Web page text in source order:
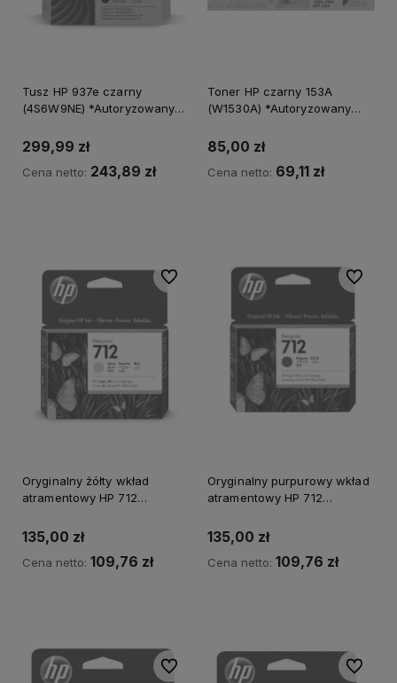
Tusz HP 937e czarny
(4S6W9NE) *Autoryzowany
299,99 zł
Cena netto: 243,89 zł
Toner HP czarny 153A
(W1530A) *Autoryzowany
wysyłka
85,00 zł
Cena netto: 69,11 zł
Oryginalny żółty wkład
atramentowy HP 712
135,00 zł
Cena netto: 109,76 zł
Do ulubionych
Oryginalny purpurowy wkład
atramentowy HP 712
135,00 zł
Cena netto: 109,76 zł
Do
Do ulubionych Do